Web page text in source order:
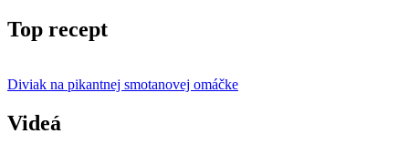
Top recept
Diviak na pikantnej smotanovej omáčke
Videá